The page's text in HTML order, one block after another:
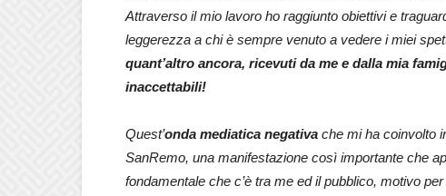
Attraverso il mio lavoro ho raggiunto obiettivi e
leggerezza a chi è sempre venuto a vedere i miei
quant’altro ancora, ricevuti da me e dalla mia
inaccettabili!
Quest’onda mediatica negativa che mi ha coinvolto
SanRemo, una manifestazione così importante che
fondamentale che c’è tra me ed il pubblico, motivo